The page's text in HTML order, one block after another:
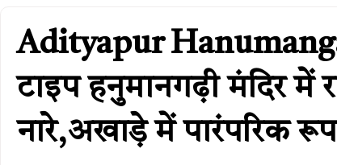
Adityapur
टाइप हनुमानगढ़ी मंदिर में
नारे,​अखाड़े में पारंपरिक